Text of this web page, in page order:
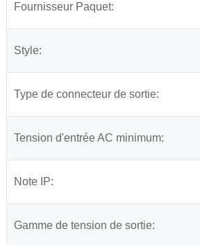
Fournisseur Paquet:
Style:
Type de connecteur de sortie:
Tension d'entrée AC minimum:
Note IP:
Gamme de tension de sortie: